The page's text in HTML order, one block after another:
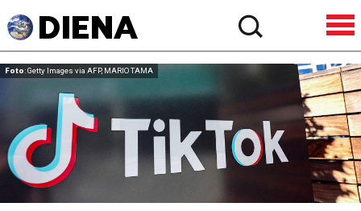
Foto: Getty Images via AFP, MARIO TAMA